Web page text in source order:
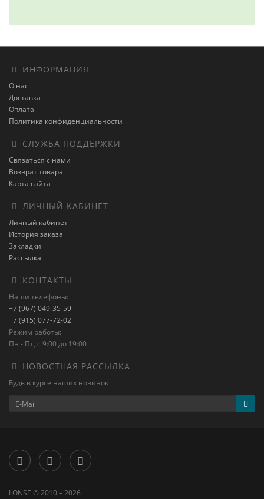
ИНФОРМАЦИЯ
О нас
Доставка
Оплата
Политика конфиденциальности
СЛУЖБА ПОДДЕРЖКИ
Связаться с нами
Возврат товара
Карта сайта
ЛИЧНЫЙ КАБИНЕТ
Личный кабинет
История заказа
Закладки
Рассылка
КОНТАКТЫ
Наши телефоны:
+7 (967) 049-35-59
+7 (915) 077-72-02
Режим работы:
Пн - Пт, с 9:00 до 19:00
НОВОСТНАЯ РАССЫЛКА
Будь в курсе наших новинок
LONSE © 2010 – 2026